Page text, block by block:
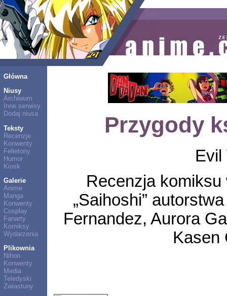
Główna
Niusy
Archiwum
Inne serwisy
Dodaj niusa
Teksty
Recenzje
Konwenty
Felietony
Humor
Kiosk
Galerie
Anime
Manga
Konwenty
Cosplay
Fanarty
Komiksy
Wydarzenia
Plikownia
Nihon
Konwenty
Media
Teledyski
Zwiastuny
Przygody
Evil
Recenzja
„Saihoshi”
Fernandez, Aurora
Kasen